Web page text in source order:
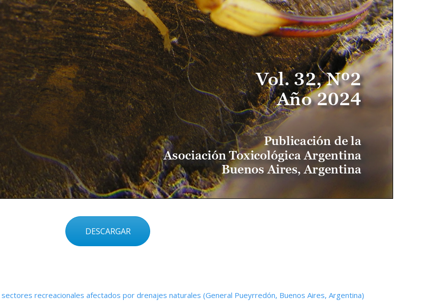
DESCARGAR
recreacionales afectados por drenajes naturales (General Pueyrredón, Buenos Aires, Argentina)